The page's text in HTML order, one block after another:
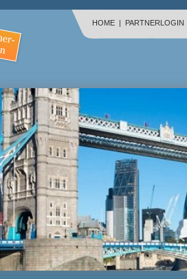
HOME | PARTNERLOGIN